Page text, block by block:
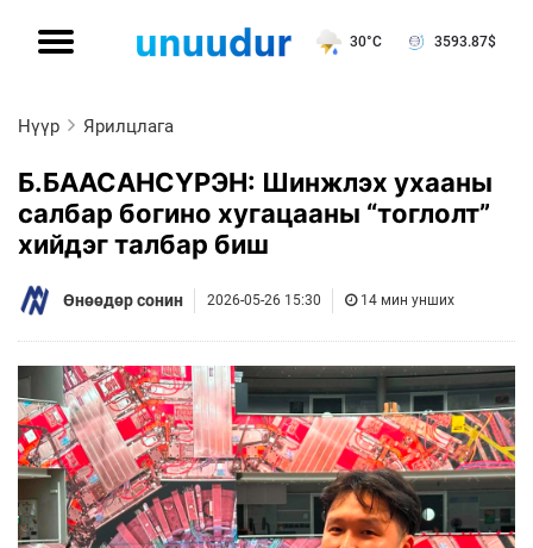
30°C 3593.87$
Нүүр Ярилцлага
Б.БААСАНСҮРЭН: Шинжлэх ухааны
салбар богино хугацааны “тоглолт”
хийдэг талбар биш
Өнөөдөр сонин 2026-05-26 15:30 14 мин унших